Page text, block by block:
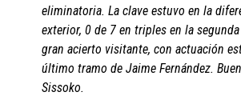
eliminatoria. La clave estuvo en la
exterior, 0 de 7 en triples en la
gran acierto visitante, con actuación
último tramo de Jaime Fernández.
Sissoko.